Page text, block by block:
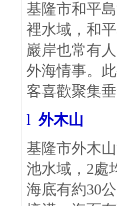
基隆市和平
裡水域，和
巖岸也常有
外海情事。
客喜歡聚集
l 外木山
基隆市外木
池水域， 2處
海底有約30